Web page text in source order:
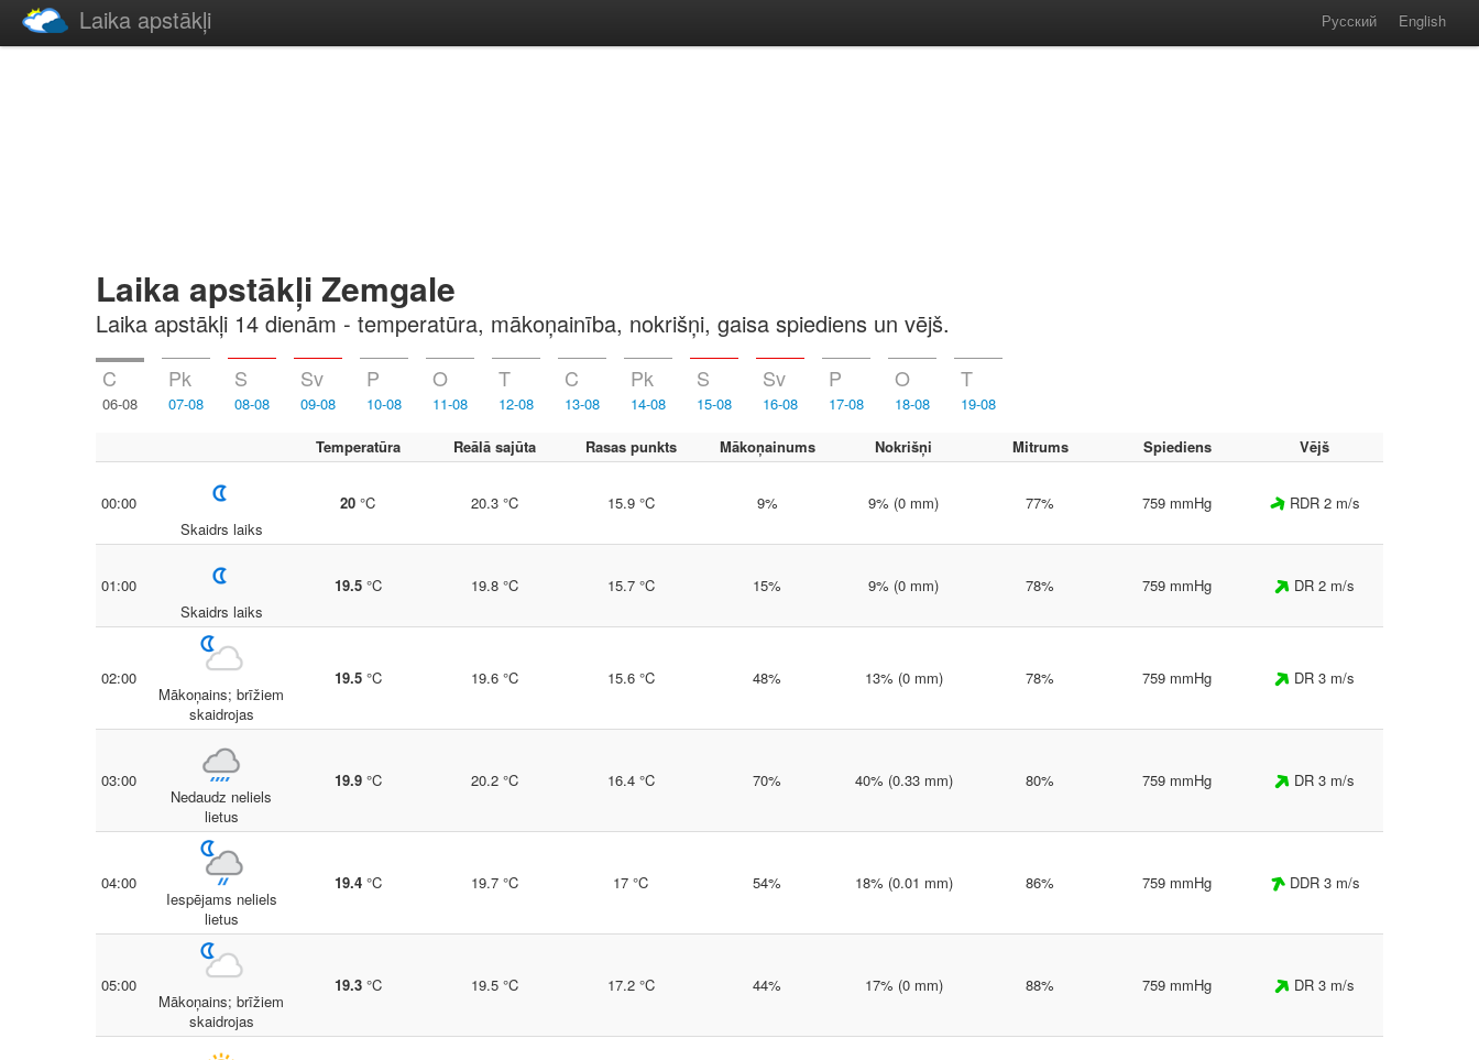
Laika apstākļi Русский English
Laika apstākļi Zemgale
Laika apstākļi 14 dienām - temperatūra, mākoņainība, nokrišņi, gaisa spiediens un vējš.
C
06-08
Pk
07-08
S
08-08
Sv
09-08
P
10-08
O
11-08
T
12-08
C
13-08
Pk
14-08
S
15-08
Sv
16-08
P
17-08
O
18-08
T
19-08
Temperatūra Reālā sajūta Rasas punkts Mākoņainums Nokrišņi Mitrums Spiediens Vējš
00:00
Skaidrs laiks
20 °C 20.3 °C 15.9 °C 9% 9% (0 mm) 77% 759 mmHg RDR 2 m/s
01:00
Skaidrs laiks
19.5°C 19.8 °C 15.7 °C 15% 9% (0 mm) 78% 759 mmHg DR 2 m/s
02:00
Mākoņains; brīžiem
skaidrojas
19.5°C 19.6 °C 15.6 °C 48% 13% (0 mm) 78% 759 mmHg DR 3 m/s
03:00
Nedaudz neliels
lietus
19.9°C 20.2 °C 16.4 °C 70% 40% (0.33 mm) 80% 759 mmHg DR 3 m/s
04:00
Iespējams neliels
lietus
19.4°C 19.7 °C 17 °C 54% 18% (0.01 mm) 86% 759 mmHg DDR 3 m/s
05:00
Mākoņains; brīžiem
skaidrojas
19.3°C 19.5 °C 17.2 °C 44% 17% (0 mm) 88% 759 mmHg DR 3 m/s